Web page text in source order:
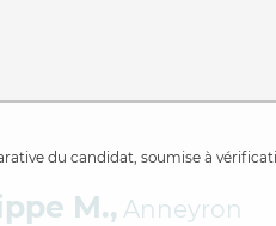
du candidat, soumise à
M., Anneyron